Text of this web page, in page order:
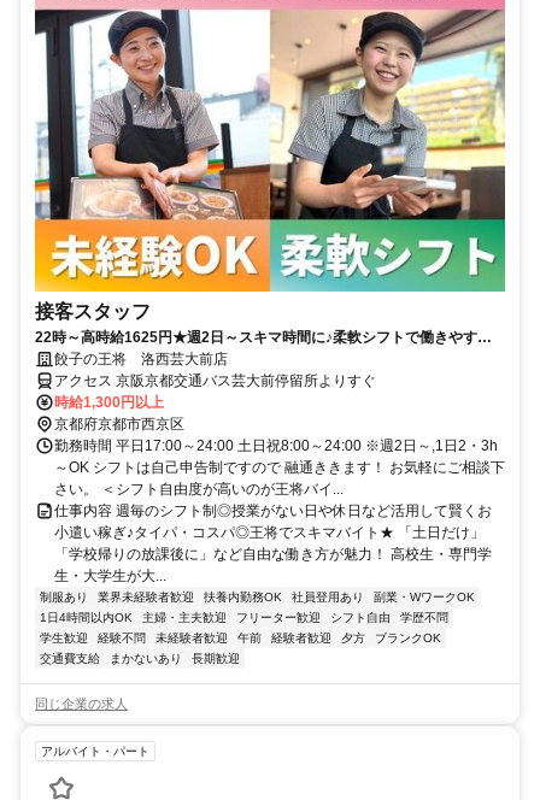
接客スタッフ
22時～高時給1625円★週2日～スキマ時間に♪柔軟シフトで働きやす
い！扶養内×おいしいまかない付×短時間◎
餃子の王将 洛西芸大前店
アクセス 京阪京都交通バス芸大前停留所よりすぐ
時給1,300円以上
京都府京都市西京区
勤務時間 平日17:00～24:00 土日祝8:00～24:00 ※週2日～,1日2・3h
～OK シフトは自己申告制ですので 融通ききます！ お気軽にご相談下
さい。 ＜シフト自由度が高いのが王将バイ...
仕事内容 週毎のシフト制◎授業がない日や休日など活用して賢くお
小遣い稼ぎ♪タイパ・コスパ◎王将でスキマバイト★ 「土日だけ」
「学校帰りの放課後に」など自由な働き方が魅力！ 高校生・専門学
生・大学生が大...
制服あり 業界未経験者歓迎 扶養内勤務OK 社員登用あり
副業・WワークOK
1日4時間以内OK
主婦・主夫歓迎 フリーター歓迎 シフト自由
学歴不問
学生歓迎
経験不問 未経験者歓迎 午前 経験者歓迎 夕方
ブランクOK
交通費支給
まかないあり 長期歓迎
同じ企業の求人
アルバイト・パート